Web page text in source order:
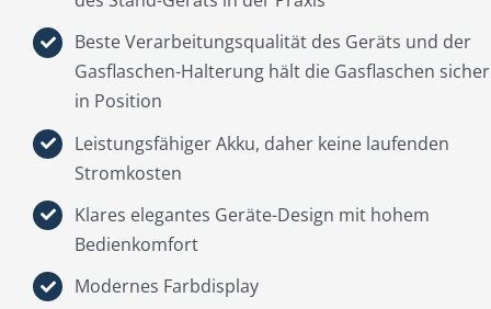
Beste Verarbeitungsqualität des Geräts und der
Gasflaschen-Halterung hält die Gasflaschen sicher
in Position
Leistungsfähiger Akku, daher keine laufenden
Stromkosten
Klares elegantes Geräte-Design mit hohem
Bedienkomfort
Modernes Farbdisplay